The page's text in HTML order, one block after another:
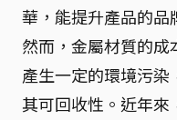
華，能提升產品的品
然而，金屬材質的
產生一定的環境污
其可回收性。近年